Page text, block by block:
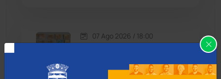
Caturama (65)
Chapada Diamantina (430)
07 Ago 2026 / 18:00
suspeito escondido em